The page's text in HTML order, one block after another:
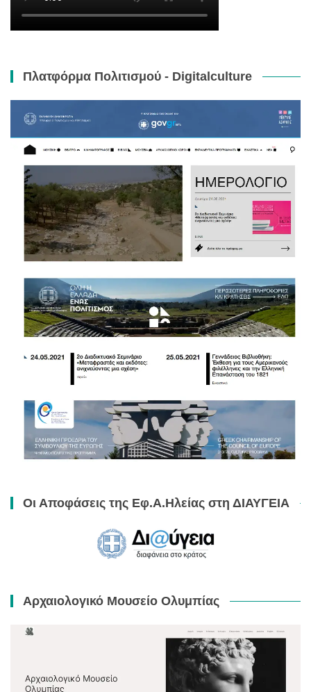
Πλατφόρμα Πολιτισμού - Digitalculture
Οι Αποφάσεις της Εφ.Α.Ηλείας στη ΔΙΑΥΓΕΙΑ
Αρχαιολογικό Μουσείο Ολυμπίας